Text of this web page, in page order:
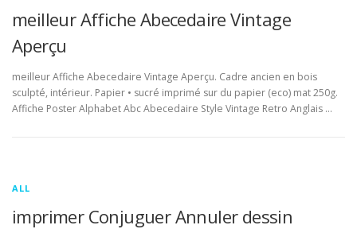
meilleur Affiche Abecedaire Vintage
Aperçu
meilleur Affiche Abecedaire Vintage Aperçu. Cadre ancien en bois
sculpté, intérieur. Papier • sucré imprimé sur du papier (eco) mat 250g.
Affiche Poster Alphabet Abc Abecedaire Style Vintage Retro Anglais …
ALL
imprimer Conjuguer Annuler dessin